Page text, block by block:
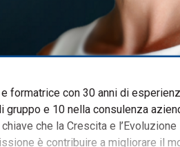
e formatrice con 30 anni di
e 10 nella consulenza
che la Crescita e l’Evoluzione
è contribuire a migliorare il